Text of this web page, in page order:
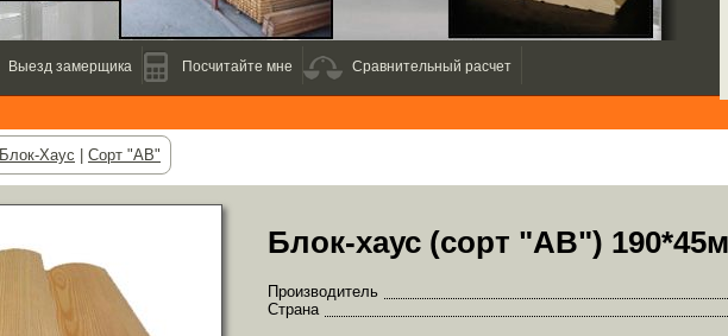
Блок-Хаус Сорт "АВ"
Блок-хаус (сорт "АB")
Производитель
Страна
Выезд замерщика Посчитайте мне Сравнительный расчет